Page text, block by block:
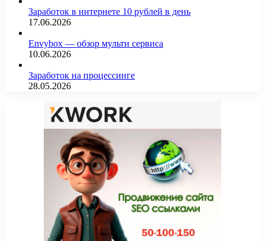
Заработок в интернете 10 рублей в день
17.06.2026
Envybox — обзор мульти сервиса
10.06.2026
Заработок на процессинге
28.05.2026